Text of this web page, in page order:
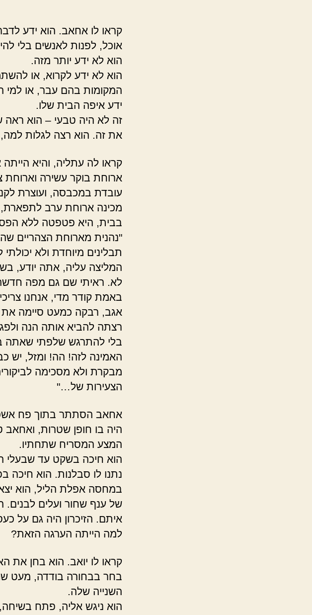
קראו לו אחאב. הוא ידע
אוכל, לפנות לאנשים בלי
הוא לא ידע יותר מזה.
הוא לא ידע לקרוא, או
המקומות בהם עבר, או למי
ידע איפה הבית שלו.
זה לא היה טבעי – הוא ראה
את זה. הוא רצה לגלות למה,
קראו לה עתליה, והיא
ארוחת בוקר עשירה וארוחת
עובדת במכבסה, ועוצרת
מכינה ארוחת ערב לתפארת,
בבית, היא פטפטה ללא
"נהנית מארוחת הצהריים
תבלינים מיוחדת ולא
המליצה עליה, אתה יודע,
לא. ראיתי שם גם מפה
באמת קודר מדי, אנחנו
אגב, רבקה כמעט סיימה
רצתה להביא אותה הנה
בלי להתרגש שלפתי שאתה
האמינה לזה! הה! ומזל, יש
מבקרת ולא מסכימה
הצעירות של…"
אחאב הסתתר בתוך פח
היה בו חופן שטרות,
המצע המסריח שתחתיו.
הוא חיכה בשקט עד שבעלי
נתנו לו סבלנות. הוא
במחסה אפלת הליל, הוא יצא
של ענף שחור ועלים
איתם. הזיכרון היה גם על
למה הייתה הערגה הזאת?
קראו לו יואב. הוא בחן את
בחר בבחורה בודדה, מעט
השנייה שלה.
הוא ניגש אליה, פתח